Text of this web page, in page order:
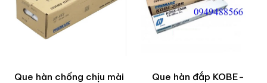
Que hàn chống chịu mài
Que hàn đắp KOBE-